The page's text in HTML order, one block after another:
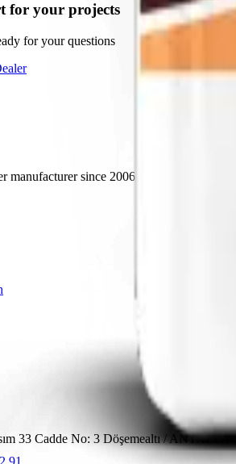
for your projects
for your questions
manufacturer since 2006. High-quality
33 Cadde No: 3 Döşemealtı / ANTALYA